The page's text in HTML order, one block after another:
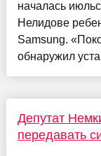
началась
Нелидове
Samsung.
обнаружил
Депутат
передавать